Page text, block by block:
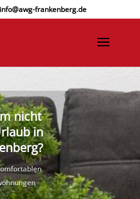
info@awg-frankenberg.de
nicht
in